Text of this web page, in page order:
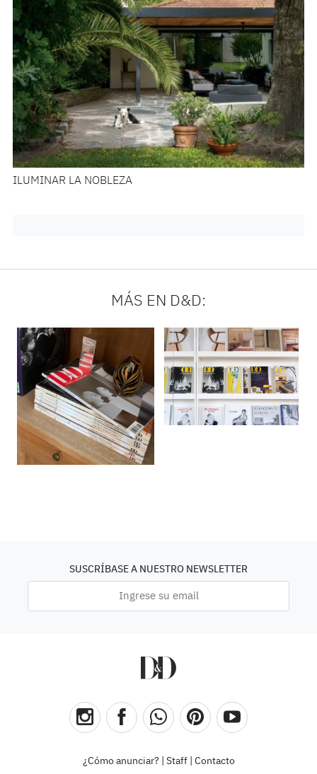
ILUMINAR LA NOBLEZA
MÁS EN D&D:
SUSCRÍBASE A NUESTRO NEWSLETTER
¿Cómo anunciar? Staff| Contacto